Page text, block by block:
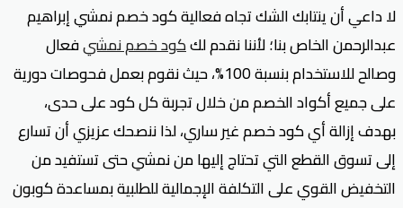
لا داعي أن ينتابك الشك تجاه فعالية كود خصم نمشي إبراهيم
عبدالرحمن الخاص بنا؛ لأننا نقدم لككود خصم نمشيفعال
وصالح للاستخدام بنسبة 100%، حيث نقوم بعمل فحوصات دورية
على جميع أكواد الخصم من خلال تجربة كل كود على حدى،
بهدف إزالة أي كود خصم غير ساري، لذا ننصحك عزيزي أن تسارع
إلى تسوق القطع التي تحتاج إليها من نمشي حتى تستفيد من
التخفيض القوي على التكلفة الإجمالية للطلبية بمساعدة كوبون